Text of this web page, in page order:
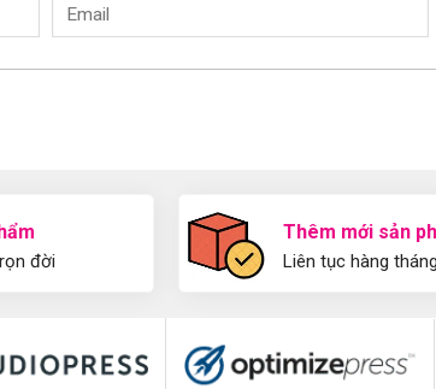
đời
Thêm mới sản
Liên tục hàng tháng